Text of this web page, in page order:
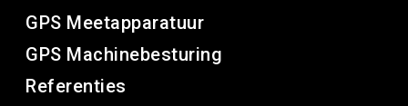
GPS Meetapparatuur
GPS Machinebesturing
Referenties